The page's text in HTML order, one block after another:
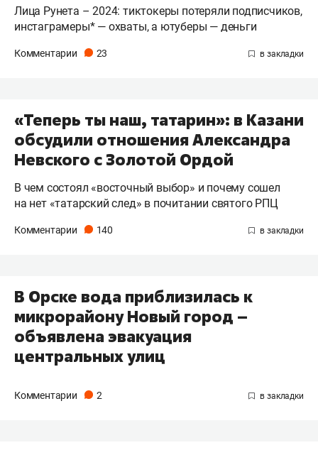
Лица Рунета – 2024: тиктокеры потеряли подписчиков,
инстаграмеры* — охваты, а ютуберы — деньги
Комментарии 23
«Теперь ты наш, татарин»: в Казани
обсудили отношения Александра
Невского с Золотой Ордой
В чем состоял «восточный выбор» и почему сошел
на нет «татарский след» в почитании святого РПЦ
Комментарии 140
В Орске вода приблизилась к
микрорайону Новый город –
объявлена эвакуация
центральных улиц
Комментарии 2